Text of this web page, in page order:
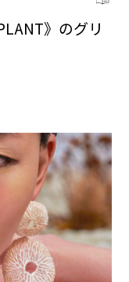
》のグリ